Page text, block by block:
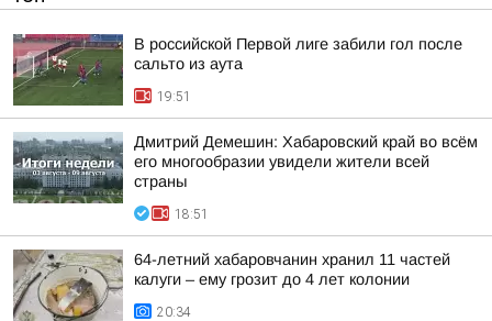
В российской Первой лиге забили гол после
сальто из аута
19:51
Дмитрий Демешин: Хабаровский край во всём
его многообразии увидели жители всей
страны
18:51
64-летний хабаровчанин хранил 11 частей
калуги – ему грозит до 4 лет колонии
20:34